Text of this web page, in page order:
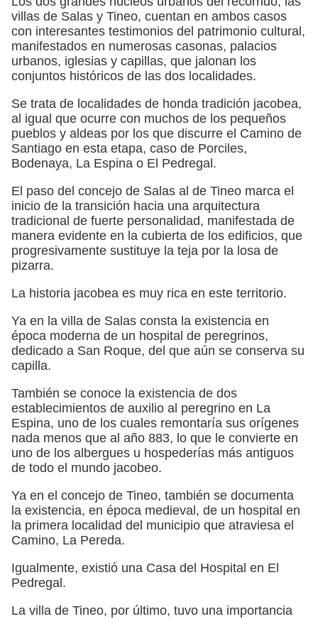
villas de Salas y Tineo, cuentan en ambos casos
con interesantes testimonios del patrimonio cultural,
manifestados en numerosas casonas, palacios
urbanos, iglesias y capillas, que jalonan los
conjuntos históricos de las dos localidades.
Se trata de localidades de honda tradición jacobea,
al igual que ocurre con muchos de los pequeños
pueblos y aldeas por los que discurre el Camino de
Santiago en esta etapa, caso de Porciles,
Bodenaya, La Espina o El Pedregal.
El paso del concejo de Salas al de Tineo marca el
inicio de la transición hacia una arquitectura
tradicional de fuerte personalidad, manifestada de
manera evidente en la cubierta de los edificios, que
progresivamente sustituye la teja por la losa de
pizarra.
La historia jacobea es muy rica en este territorio.
Ya en la villa de Salas consta la existencia en
época moderna de un hospital de peregrinos,
dedicado a San Roque, del que aún se conserva su
capilla.
También se conoce la existencia de dos
establecimientos de auxilio al peregrino en La
Espina, uno de los cuales remontaría sus orígenes
nada menos que al año 883, lo que le convierte en
uno de los albergues u hospederías más antiguos
de todo el mundo jacobeo.
Ya en el concejo de Tineo, también se documenta
la existencia, en época medieval, de un hospital en
la primera localidad del municipio que atraviesa el
Camino, La Pereda.
Igualmente, existió una Casa del Hospital en El
Pedregal.
La villa de Tineo, por último, tuvo una importancia